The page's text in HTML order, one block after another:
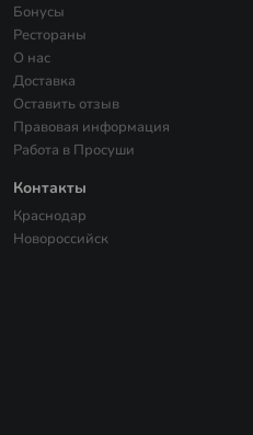
Бонусы
Рестораны
О нас
Доставка
Оставить отзыв
Правовая информация
Работа в Просуши
Контакты
Краснодар
Новороссийск